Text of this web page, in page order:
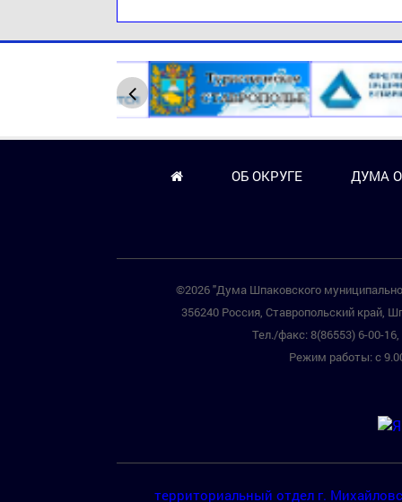
ОБ ОКРУГЕ ДУМА
©2026 "Дума Шпаковского
356240 Россия, Ставропольский край,
Тел./факс: 8(86553) 6-00-
Режим работы: с
территориальный отдел г.